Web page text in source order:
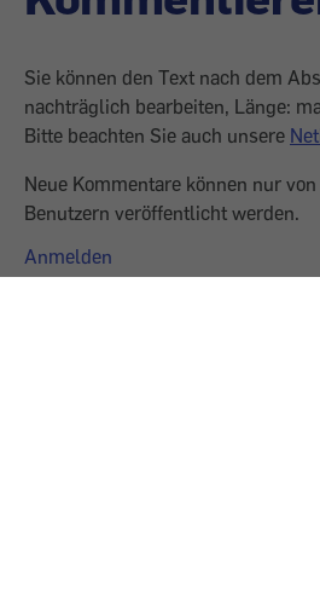
Sie können den Text nach dem
nachträglich bearbeiten, Länge:
Bitte beachten Sie auch unsere
Neue Kommentare können nur
Benutzern veröffentlicht werden.
Anmelden